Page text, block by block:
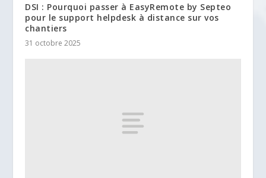
DSI : Pourquoi passer à EasyRemote by Septeo
pour le support helpdesk à distance sur vos
chantiers
31 octobre 2025